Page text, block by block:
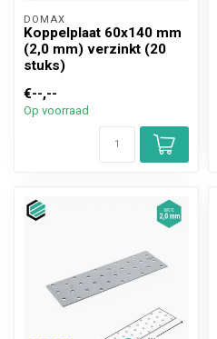
DOMAX
Koppelplaat 60x140 mm
(2,0 mm) verzinkt (20
stuks)
€--,--
Op voorraad